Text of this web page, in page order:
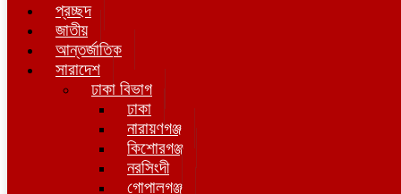
প্রচ্ছদ
জাতীয়
আন্তর্জাতিক
সারাদেশ
ঢাকা বিভাগ
ঢাকা
নারায়ণগঞ্জ
কিশোরগঞ্জ
নরসিংদী
গোপালগঞ্জ